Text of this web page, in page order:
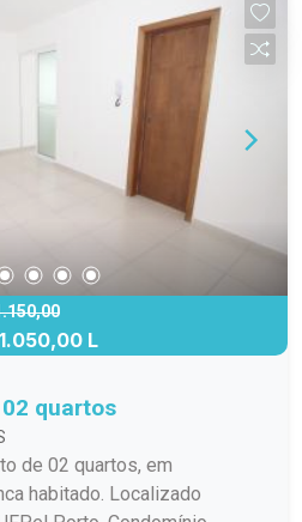
L
quartos
de 02 quartos, em
habitado. Localizado